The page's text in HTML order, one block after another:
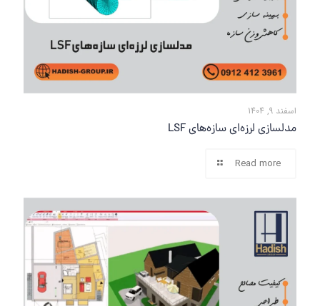
اسفند 9, 1404
مدلسازی لرزه‌ای سازه‌های LSF
Read more